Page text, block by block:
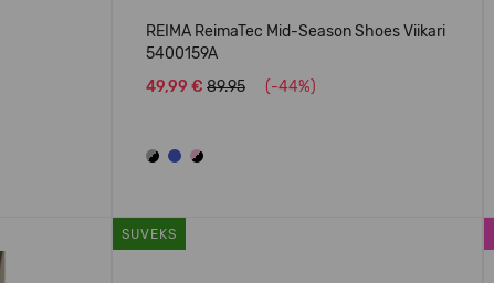
REIMA ReimaTec Mid-Season Shoes Viikari
5400159A
49,99 € 89.95 (-44%)
SUVEKS